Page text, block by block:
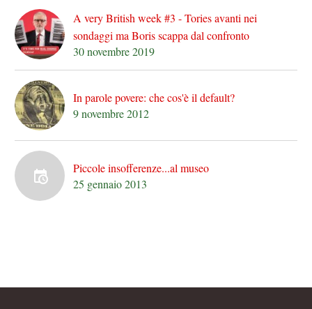
A very British week #3 - Tories avanti nei
sondaggi ma Boris scappa dal confronto
30 novembre 2019
In parole povere: che cos'è il default?
9 novembre 2012
Piccole insofferenze...al museo
25 gennaio 2013